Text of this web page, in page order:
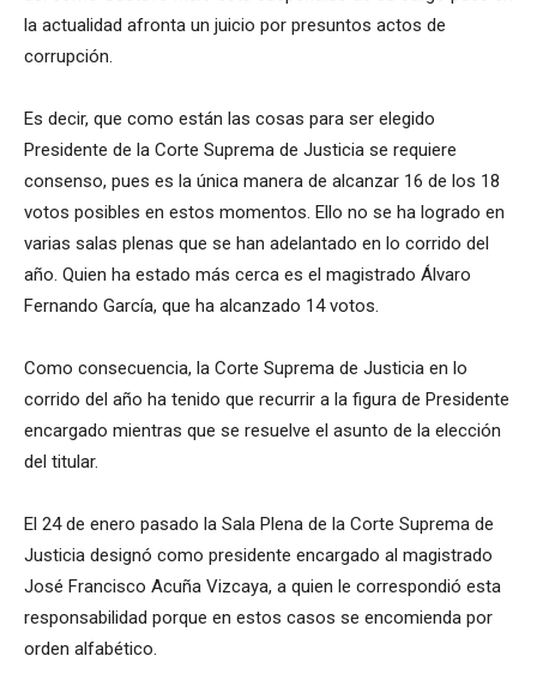
la actualidad afronta un juicio por presuntos actos de
corrupción.
Es decir, que como están las cosas para ser elegido
Presidente de la Corte Suprema de Justicia se requiere
consenso, pues es la única manera de alcanzar 16 de los 18
votos posibles en estos momentos. Ello no se ha logrado en
varias salas plenas que se han adelantado en lo corrido del
año. Quien ha estado más cerca es el magistrado Álvaro
Fernando García, que ha alcanzado 14 votos.
Como consecuencia, la Corte Suprema de Justicia en lo
corrido del año ha tenido que recurrir a la figura de Presidente
encargado mientras que se resuelve el asunto de la elección
del titular.
El 24 de enero pasado la Sala Plena de la Corte Suprema de
Justicia designó como presidente encargado al magistrado
José Francisco Acuña Vizcaya, a quien le correspondió esta
responsabilidad porque en estos casos se encomienda por
orden alfabético.